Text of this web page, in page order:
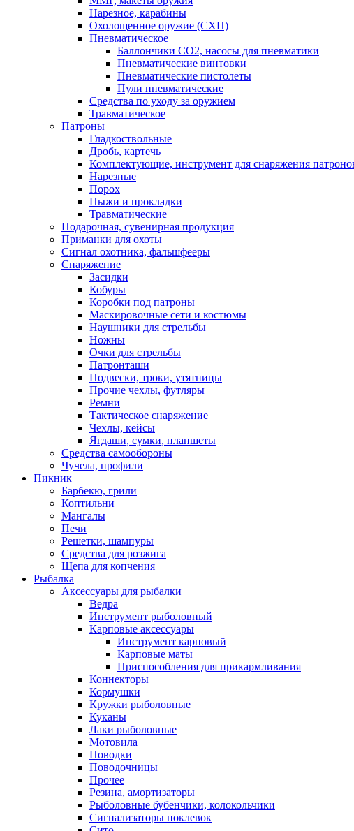
Нарезное, карабины
Охолощенное оружие (СХП)
Пневматическое
Баллончики СО2, насосы для пневматики
Пневматические винтовки
Пневматические пистолеты
Пули пневматические
Средства по уходу за оружием
Травматическое
Патроны
Гладкоствольные
Дробь, картечь
Комплектующие, инструмент для снаряжения
Нарезные
Порох
Пыжи и прокладки
Травматические
Подарочная, сувенирная продукция
Приманки для охоты
Сигнал охотника, фальшфееры
Снаряжение
Засидки
Кобуры
Коробки под патроны
Маскировочные сети и костюмы
Наушники для стрельбы
Ножны
Очки для стрельбы
Патронташи
Подвески, троки, утятницы
Прочие чехлы, футляры
Ремни
Тактическое снаряжение
Чехлы, кейсы
Ягдаши, сумки, планшеты
Средства самообороны
Чучела, профили
Пикник
Барбекю, грили
Коптильни
Мангалы
Печи
Решетки, шампуры
Средства для розжига
Щепа для копчения
Рыбалка
Аксессуары для рыбалки
Ведра
Инструмент рыболовный
Карповые аксессуары
Инструмент карповый
Карповые маты
Приспособления для прикармливания
Коннекторы
Кормушки
Кружки рыболовные
Куканы
Лаки рыболовные
Мотовила
Поводки
Поводочницы
Прочее
Резина, амортизаторы
Рыболовные бубенчики, колокольчики
Сигнализаторы поклевок